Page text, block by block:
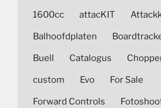
1600cc attacKIT
Balhoofdplaten
Buell Catalogus
custom Evo For Sale
Forward Controls